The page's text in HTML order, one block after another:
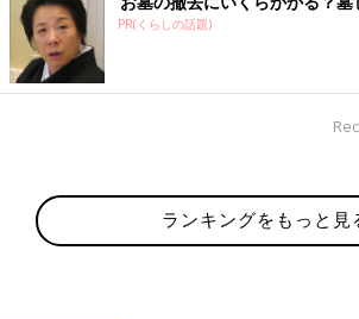
PR(くらしの話題)
ランキングをもっと見